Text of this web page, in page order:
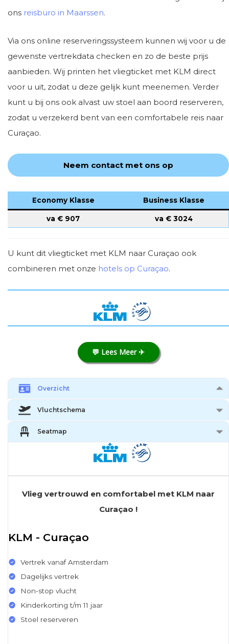
ons reisburo in Maarssen.
Via ons online reserveringssysteem kunnen wij voor u de
gewenste vertrekdata checken en zo de beste prijs
aanbieden. Wij printen het vliegticket met KLM direct
voor u uit, zodat u deze gelijk kunt meenemen. Verder
kunt u bij ons ook alvast uw stoel aan boord reserveren,
zodat u verzekerd bent van een comfortabele reis naar
Curaçao.
Neem contact met ons op
Economy Klasse Business Klasse
va € 907 va € 3024
U kunt dit vliegticket met KLM naar Curaçao ook
combineren met onze hotels op Curaçao.
💬 Lees Meer ✈
Overzicht
Vluchtschema
Seatmap
Vlieg vertrouwd en comfortabel met KLM naar
Curaçao !
KLM - Curaçao
Vertrek vanaf Amsterdam
Dagelijks vertrek
Non-stop vlucht
Kinderkorting t/m 11 jaar
Stoel reserveren